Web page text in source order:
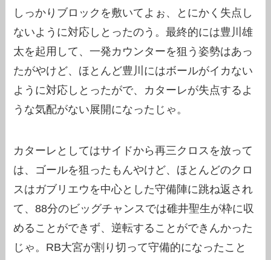
しっかりブロックを敷いてよぉ、とにかく失点し
ないように対応しとったのう。最終的には豊川雄
太を起用して、一発カウンターを狙う姿勢はあっ
たがやけど、ほとんど豊川にはボールがイカない
ように対応しとったがで、カターレが失点するよ
うな気配がない展開になったじゃ。
カターレとしてはサイドから再三クロスを放って
は、ゴールを狙ったもんやけど、ほとんどのクロ
スはガブリエウを中心とした守備陣に跳ね返され
て、88分のビッグチャンスでは碓井聖生が枠に収
めることができず、逆転することができんかった
じゃ。RB大宮が割り切って守備的になったこと